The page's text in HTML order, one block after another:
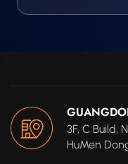
3F, C Build,
HuMen